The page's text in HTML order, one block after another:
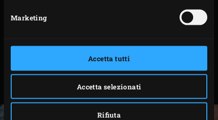
Marketing
Accetta tutti
Accetta selezionati
Rifiuta
Sfumare le verdure con il vino bianco, chiudere il
5 minuti.
Rimuovere la casseruola dall’EGG, aggiungere sale
marino e pepe a piacere e versare la salsa vegetale
in una ciotola.